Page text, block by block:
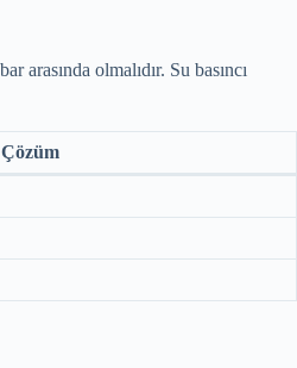
arasında olmalıdır. Su basıncı
Çözüm